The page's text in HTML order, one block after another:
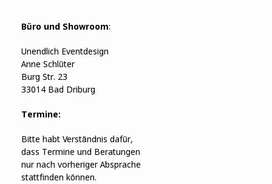
Büro und Showroom:
Unendlich Eventdesign
Anne Schlüter
Burg Str. 23
33014 Bad Driburg
Termine:
Bitte habt Verständnis dafür,
dass Termine und Beratungen
nur nach vorheriger Absprache
stattfinden können.